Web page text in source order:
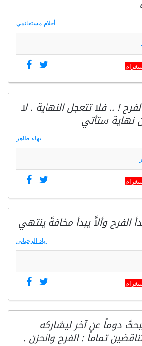
أحلام مستغانمي
! .. فلا تتعجل النهاية . لا
نهاية ستأتي
بهاء طاهر
الفرح وألاَّ يبدأ مخافةَ ينتهي
زياد الرحباني
دوماً عن آخر ليشاركه
تماماً : الفرح والحزن .